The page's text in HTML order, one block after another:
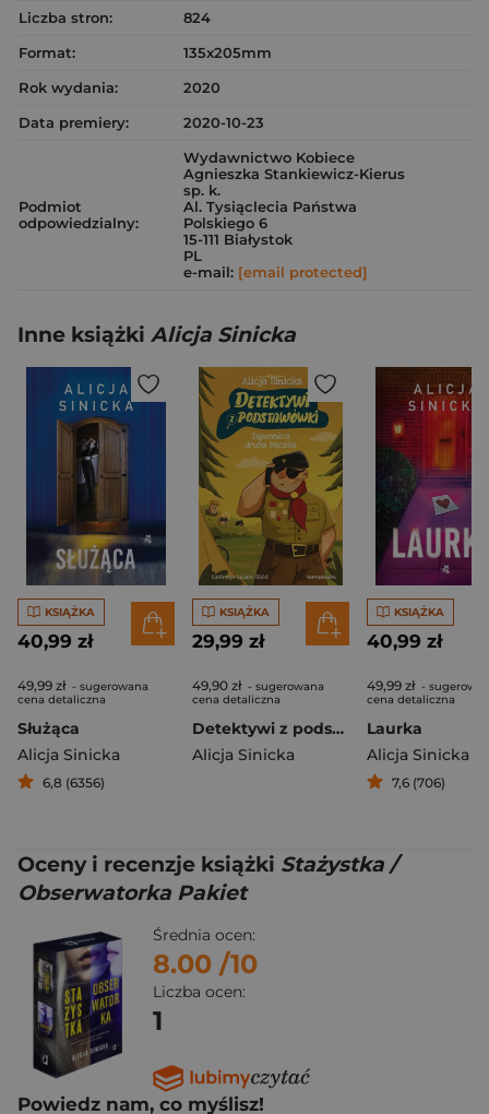
Liczba stron:
824
Format:
135x205mm
Rok wydania:
2020
Data premiery:
2020-10-23
Podmiot
odpowiedzialny:
Wydawnictwo Kobiece
Agnieszka Stankiewicz-Kierus
sp. k.
Al. Tysiąclecia Państwa
Polskiego 6
15-111 Białystok
PL
e-mail: [email protected]
Inne książki Alicja Sinicka
KSIĄŻKA
40,99 zł
49,99 zł - sugerowana
cena detaliczna
Służąca
Alicja Sinicka
6,8 (6356)
KSIĄŻKA
29,99 zł
49,90 zł - sugerowana
cena detaliczna
Detektywi z podstawówki. Tajemnica druha Bączka
Alicja Sinicka
KSIĄŻKA
40,99 zł
49,99 zł -
cena detaliczna
Laurka
Alicja Sinicka
7,6 (706)
Oceny i recenzje książki Stażystka /
Obserwatorka Pakiet
Średnia ocen:
8.00 /10
Liczba ocen:
1
Powiedz nam, co myślisz!